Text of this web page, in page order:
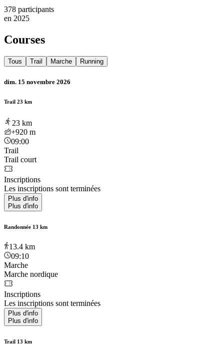
378 participants
en 2025
Courses
Tous Trail Marche Running
dim. 15 novembre 2026
Trail 23 km
23 km
+920 m
09:00
Trail
Trail court
Inscriptions
Les inscriptions sont terminées
Plus d'info
Plus d'info
Randonnée 13 km
13.4 km
09:10
Marche
Marche nordique
Inscriptions
Les inscriptions sont terminées
Plus d'info
Plus d'info
Trail 13 km